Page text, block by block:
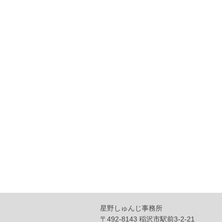
星野しゅんじ事務所
〒492-8143 稲沢市駅前3-2-21